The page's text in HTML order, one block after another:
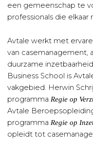
een gemeenschap te
professionals die
Avtale werkt met
van casemanagement,
duurzame
Business School is
vakgebied. Herwin
programma Regie op
Avtale
programma Regie op
opleidt tot